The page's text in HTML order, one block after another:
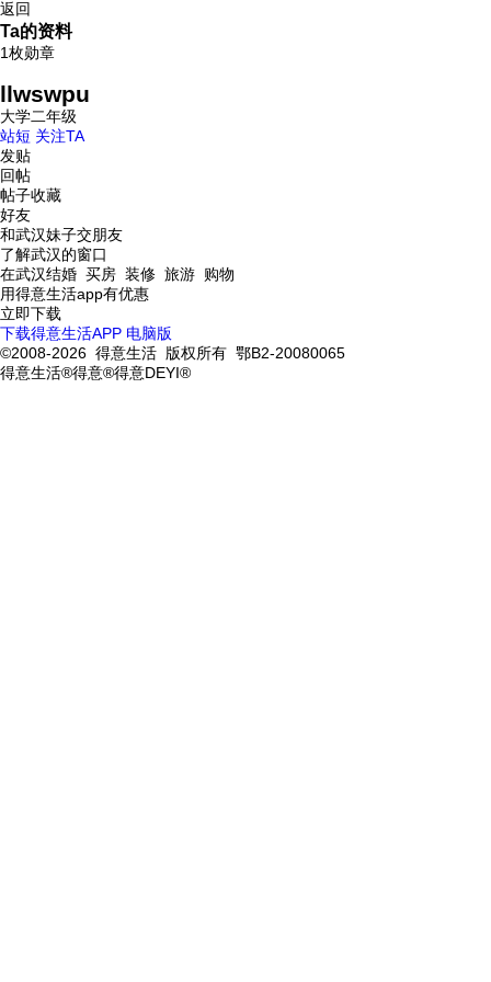
返回
Ta的资料
1枚勋章
llwswpu
大学二年级
站短 关注TA
发贴
回帖
帖子收藏
好友
和武汉妹子交朋友
了解武汉的窗口
在武汉结婚 买房 装修 旅游 购物
用得意生活app有优惠
立即下载
下载得意生活APP 电脑版
©2008-2026 得意生活 版权所有 鄂B2-20080065
得意生活®得意®得意DEYI®